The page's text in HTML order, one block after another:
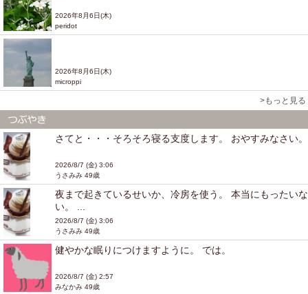
2026年8月6日(木)
peridot
2026年8月6日(木)
microppi
>もっと見る
さてと・・・そろそろ寝る支度します。 おやすみなさい。
2026/8/7 (金) 3:06
うさみみ 49歳
夜まで起きているせいか、冷房を使う。 本当にもったいな
い。 ...
2026/8/7 (金) 3:06
うさみみ 49歳
健やかな眠りにつけますように。 では。
2026/8/7 (金) 2:57
みなかみ 49歳